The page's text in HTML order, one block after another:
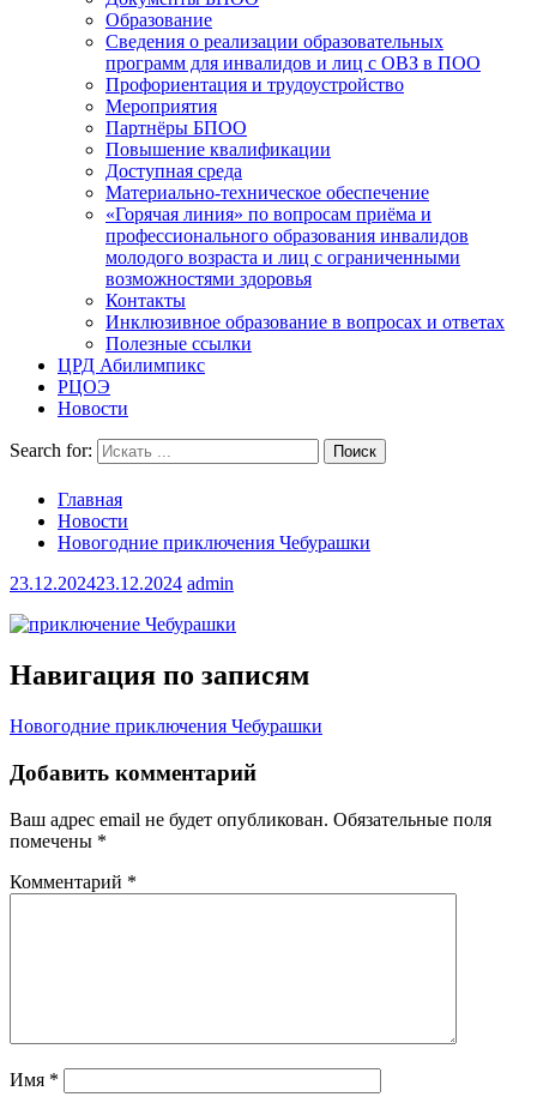
Образование
Сведения о реализации образовательных
программ для инвалидов и лиц с ОВЗ в ПОО
Профориентация и трудоустройство
Мероприятия
Партнёры БПОО
Повышение квалификации
Доступная среда
Материально-техническое обеспечение
«Горячая линия» по вопросам приёма и
профессионального образования инвалидов
молодого возраста и лиц с ограниченными
возможностями здоровья
Контакты
Инклюзивное образование в вопросах и ответах
Полезные ссылки
ЦРД Абилимпикс
РЦОЭ
Новости
Search for:
Главная
Новости
Новогодние приключения Чебурашки
23.12.202423.12.2024 admin
Навигация по записям
Новогодние приключения Чебурашки
Добавить комментарий
Ваш адрес email не будет опубликован. Обязательные поля
помечены *
Комментарий *
Имя *